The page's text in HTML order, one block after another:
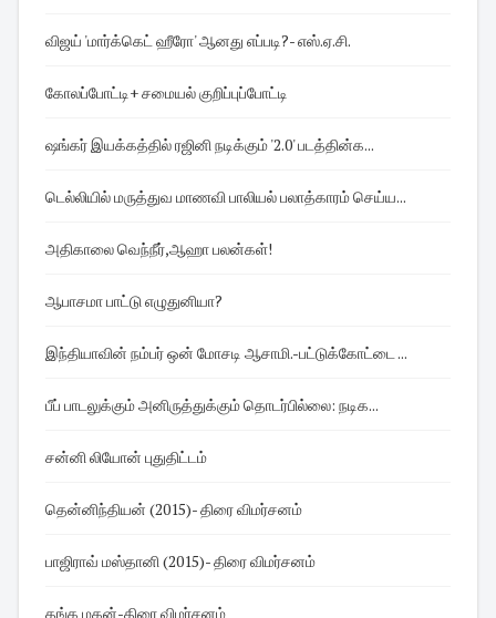
விஜய் 'மார்க்கெட் ஹீரோ' ஆனது எப்படி?- எஸ்.ஏ.சி.
கோலப்போட்டி+ சமையல் குறிப்புப்போட்டி
ஷங்கர் இயக்கத்தில் ரஜினி நடிக்கும் '2.0' படத்தின்க...
டெல்லியில் மருத்துவ மாணவி பாலியல் பலாத்காரம் செய்ய...
அதிகாலை வெந்நீர்,ஆஹா பலன்கள்!
ஆபாசமா பாட்டு எழுதுனியா?
இந்தியாவின் நம்பர் ஒன் மோசடி ஆசாமி.-பட்டுக்கோட்டை ...
பீப் பாடலுக்கும் அனிருத்துக்கும் தொடர்பில்லை: நடிக...
சன்னி லியோன் புதுதிட்டம்
தென்னிந்தியன் (2015)- திரை விமர்சனம்
பாஜிராவ் மஸ்தானி (2015)- திரை விமர்சனம்
தங்க மகன்-திரை விமர்சனம்